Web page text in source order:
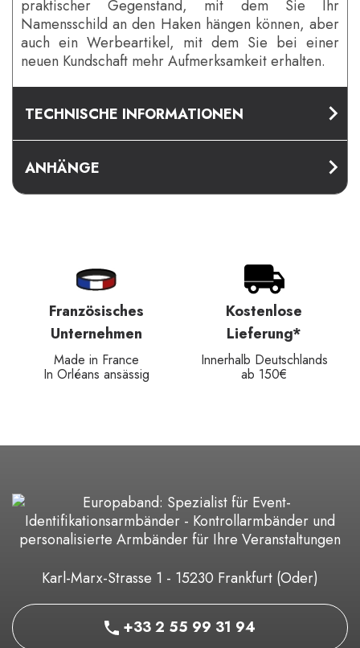
praktischer Gegenstand, mit dem Sie Ihr
Namensschild an den Haken hängen können, aber
auch ein Werbeartikel, mit dem Sie bei einer
neuen Kundschaft mehr Aufmerksamkeit erhalten.
TECHNISCHE INFORMATIONEN
ANHÄNGE
Französisches
Unternehmen
Made in France
In Orléans ansässig
Kostenlose
Lieferung*
Innerhalb Deutschlands
ab 150€
Karl-Marx-Strasse 1 - 15230 Frankfurt (Oder)
+33 2 55 99 31 94